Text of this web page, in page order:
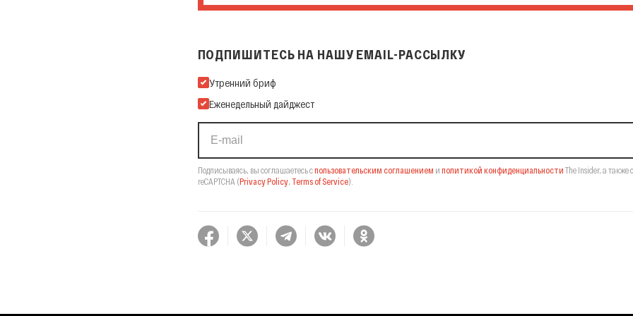
ПОДПИШИТЕСЬ НА НАШУ EMAIL-РАССЫЛКУ
Подпишитесь на нашу Email-рассылку
Утренний бриф
Еженедельный дайджест
Подписываясь, вы соглашаетесь спользовательским соглашением и политикой конфиденциальности The Insider, а также
reCAPTCHA (Privacy Policy, Terms of Service).